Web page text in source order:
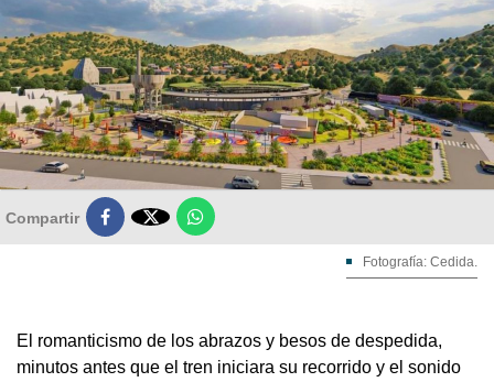
Compartir 
Fotografía: Cedida.
El romanticismo de los abrazos y besos de despedida,
minutos antes que el tren iniciara su recorrido y el sonido